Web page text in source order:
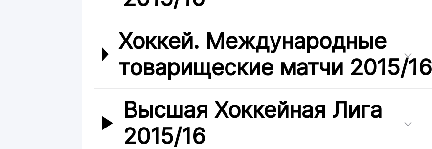
Хоккей. Международные
товарищеские матчи 2015/16
Высшая Хоккейная Лига
2015/16